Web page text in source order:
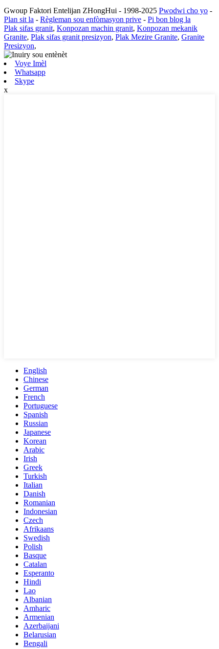
Gwoup Faktori Entelijan ZHongHui - 1998-2025 Pwodwi cho yo -
Plan sit la - Règleman sou enfòmasyon prive - Pi bon blog la
Plak sifas granit, Konpozan machin granit, Konpozan mekanik
Granite, Plak sifas granit presizyon, Plak Mezire Granite, Granite
Presizyon,
Voye Imèl
Whatsapp
Skype
x
English
Chinese
German
French
Portuguese
Spanish
Russian
Japanese
Korean
Arabic
Irish
Greek
Turkish
Italian
Danish
Romanian
Indonesian
Czech
Afrikaans
Swedish
Polish
Basque
Catalan
Esperanto
Hindi
Lao
Albanian
Amharic
Armenian
Azerbaijani
Belarusian
Bengali